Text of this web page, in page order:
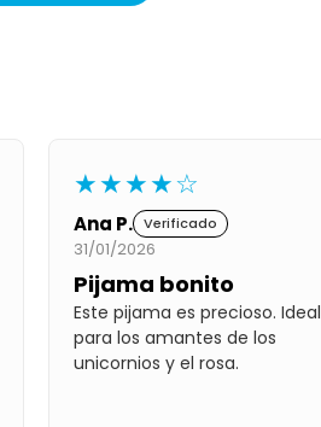
★★★★☆
Ana P. Verificado
31/01/2026
Pijama bonito
Este pijama es precioso. Ideal
para los amantes de los
unicornios y el rosa.